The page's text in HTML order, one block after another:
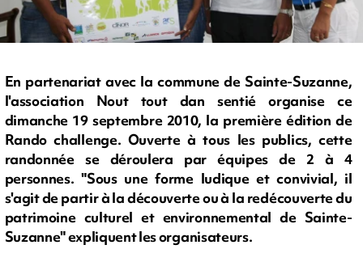
En partenariat avec la commune de Sainte-Suzanne,
l'association Nout tout dan sentié organise ce
dimanche 19 septembre 2010, la première édition de
Rando challenge. Ouverte à tous les publics, cette
randonnée se déroulera par équipes de 2 à 4
personnes. "Sous une forme ludique et convivial, il
s'agit de partir à la découverte ou à la redécouverte du
patrimoine culturel et environnemental de Sainte-
Suzanne" expliquent les organisateurs.